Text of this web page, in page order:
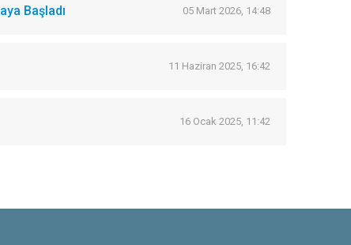
Başladı 05 Mart 2026, 14:48
11 Haziran 2025, 16:42
16 Ocak 2025, 11:42